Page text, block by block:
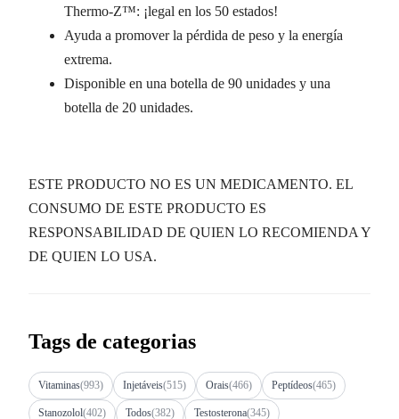
Thermo-Z™: ¡legal en los 50 estados!
Ayuda a promover la pérdida de peso y la energía
extrema.
Disponible en una botella de 90 unidades y una
botella de 20 unidades.
ESTE PRODUCTO NO ES UN MEDICAMENTO. EL
CONSUMO DE ESTE PRODUCTO ES
RESPONSABILIDAD DE QUIEN LO RECOMIENDA Y
DE QUIEN LO USA.
Tags de categorias
Vitaminas(993) Injetáveis(515) Orais(466) Peptídeos(465)
Stanozolol(402) Todos(382) Testosterona(345)